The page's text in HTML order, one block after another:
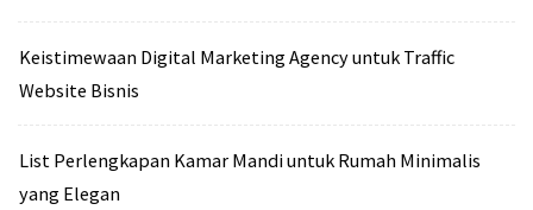
Keistimewaan Digital Marketing Agency untuk Traffic
Website Bisnis
List Perlengkapan Kamar Mandi untuk Rumah Minimalis
yang Elegan